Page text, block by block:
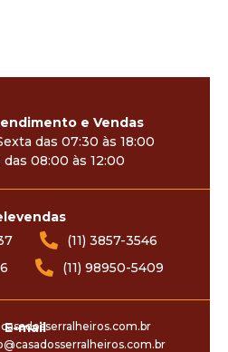
e Vendas
das 07:30 às 18:00
das 08:00 às 12:00
(11) 3857-3546
(11) 98950-5409
E-mail